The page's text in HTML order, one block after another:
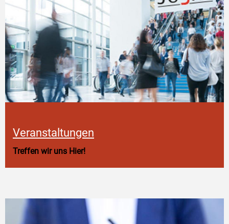
Veranstaltungen
Treffen wir uns Hier!